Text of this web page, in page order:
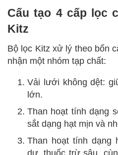
Cấu tạo 4 cấp lọc
Kitz
Bộ lọc Kitz xử lý theo bốn
nhận một nhóm tạp chất:
Vải lưới không dệt:
lớn.
Than hoạt tính dạng
sắt dạng hạt mịn và
Than hoạt tính
dư, thuốc trừ sâu,